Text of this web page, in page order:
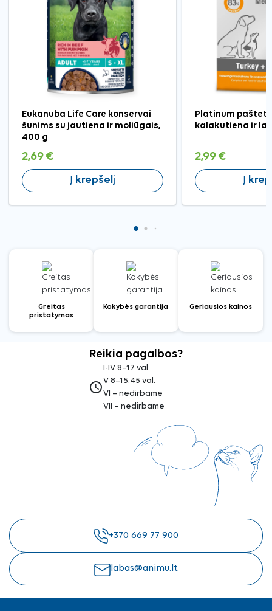
Eukanuba Life Care konservai
šunims su jautiena ir moliūgais,
400 g
2,69 €
Į krepšelį
Platinum
kalakutiena ir
2,99 €
Į
Greitas
pristatymas
Kokybės garantija Geriausios kainos
Reikia pagalbos?
access_time
I-IV 8–17 val.
V 8–15:45 val.
VI – nedirbame
VII – nedirbame
+370 669 77 900
labas@animu.lt